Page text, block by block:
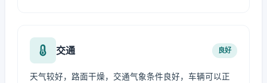
交通 良好
天气较好，路面干燥，交通气象条件良好，车辆可以正